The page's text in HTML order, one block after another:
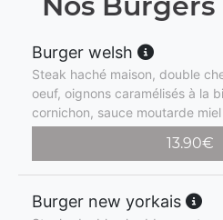
Burger welsh
Steak haché maison, double
oeuf, oignons caramélisés à la
cornichon, sauce moutarde miel
13.90€
Burger new yorkais